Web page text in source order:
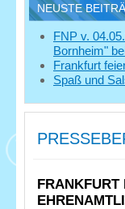
NEUSTE
FNP v.
Bornheim"
Frankfurt
Spaß und
FRANKFURT